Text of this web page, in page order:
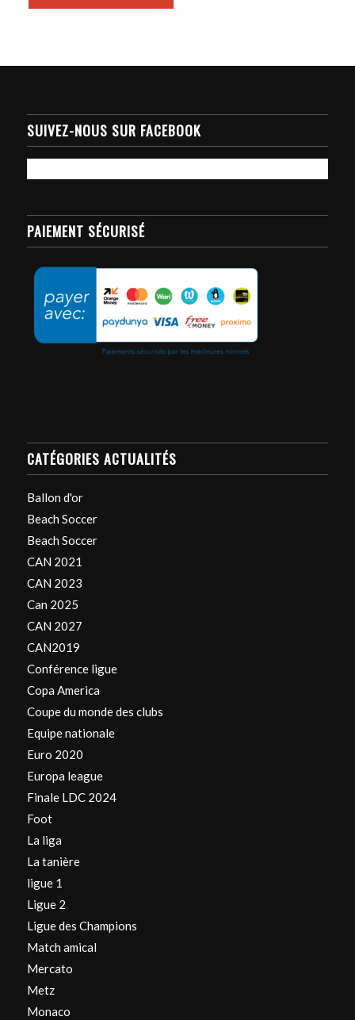
SUIVEZ-NOUS SUR FACEBOOK
PAIEMENT SÉCURISÉ
CATÉGORIES ACTUALITÉS
Ballon d'or
Beach Soccer
Beach Soccer
CAN 2021
CAN 2023
Can 2025
CAN 2027
CAN2019
Conférence ligue
Copa America
Coupe du monde des clubs
Equipe nationale
Euro 2020
Europa league
Finale LDC 2024
Foot
La liga
La tanière
ligue 1
Ligue 2
Ligue des Champions
Match amical
Mercato
Metz
Monaco